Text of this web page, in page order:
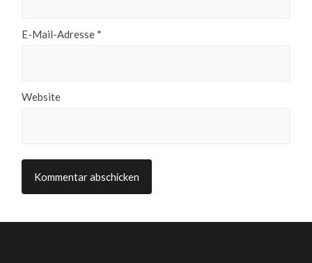
E-Mail-Adresse *
Website